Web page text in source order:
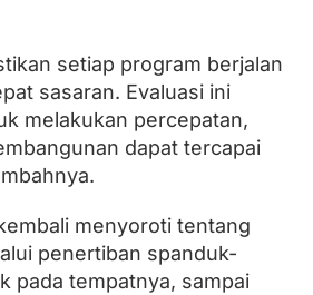
setiap program berjalan
sasaran. Evaluasi ini
melakukan percepatan,
dapat tercapai
menyoroti tentang
penertiban spanduk-
pada tempatnya, sampai